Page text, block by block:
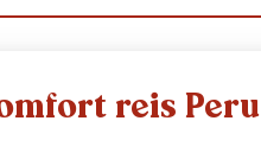
reis Peru